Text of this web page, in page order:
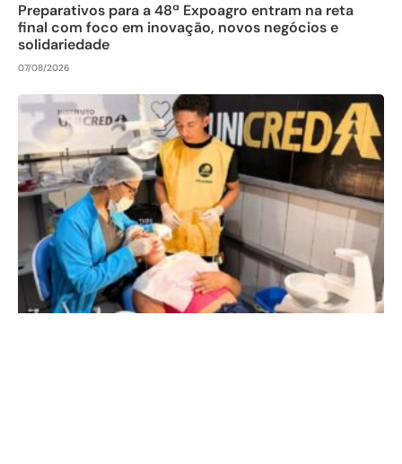
Preparativos para a 48ª Expoagro entram na reta
final com foco em inovação, novos negócios e
solidariedade
07/08/2026